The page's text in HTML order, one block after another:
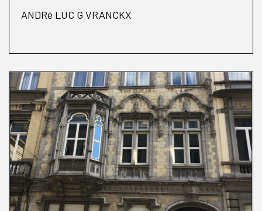
ANDRé LUC G VRANCKX